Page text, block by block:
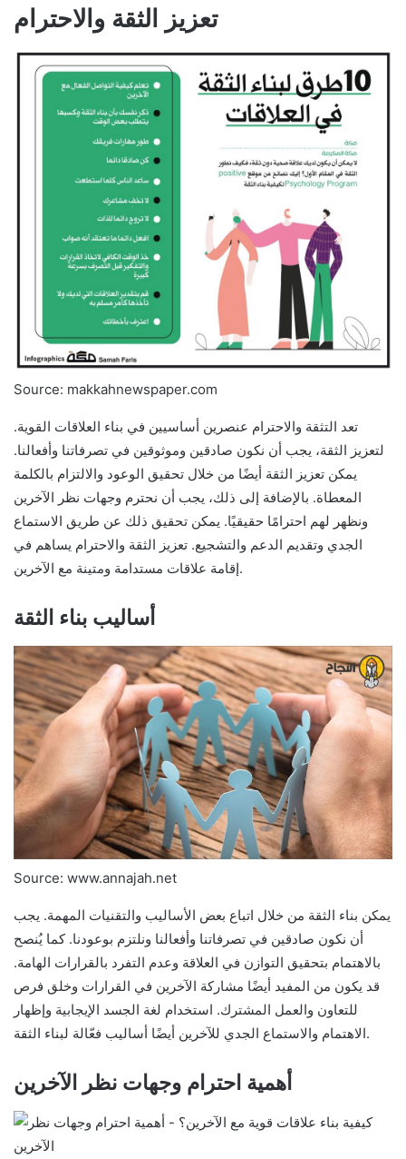
تعزيز الثقة والاحترام
Source: makkahnewspaper.com
تعد التثقة والاحترام عنصرين أساسيين في بناء العلاقات القوية.
لتعزيز الثقة، يجب أن نكون صادقين وموثوقين في تصرفاتنا وأفعالنا.
يمكن تعزيز الثقة أيضًا من خلال تحقيق الوعود والالتزام بالكلمة
المعطاة. بالإضافة إلى ذلك، يجب أن نحترم وجهات نظر الآخرين
ونظهر لهم احترامًا حقيقيًا. يمكن تحقيق ذلك عن طريق الاستماع
الجدي وتقديم الدعم والتشجيع. تعزيز الثقة والاحترام يساهم في
إقامة علاقات مستدامة ومتينة مع الآخرين.
أساليب بناء الثقة
Source: www.annajah.net
يمكن بناء الثقة من خلال اتباع بعض الأساليب والتقنيات المهمة. يجب
أن نكون صادقين في تصرفاتنا وأفعالنا ونلتزم بوعودنا. كما يُنصح
بالاهتمام بتحقيق التوازن في العلاقة وعدم التفرد بالقرارات الهامة.
قد يكون من المفيد أيضًا مشاركة الآخرين في القرارات وخلق فرص
للتعاون والعمل المشترك. استخدام لغة الجسد الإيجابية وإظهار
الاهتمام والاستماع الجدي للآخرين أيضًا أساليب فعّالة لبناء الثقة.
أهمية احترام وجهات نظر الآخرين